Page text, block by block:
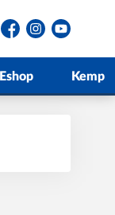
FacebookInstagramYouTube
Eshop Kemp